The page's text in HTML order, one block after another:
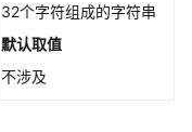
32个字符组成的字符串
默认取值
不涉及